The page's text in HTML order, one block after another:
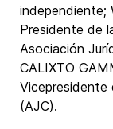
independiente;
Presidente de
Asociación
CALIXTO
Vicepresidente
(AJC).